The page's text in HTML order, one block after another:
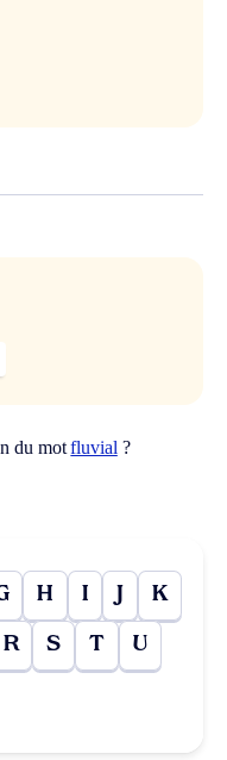
du motfluvial ?
H I J K
R S T U